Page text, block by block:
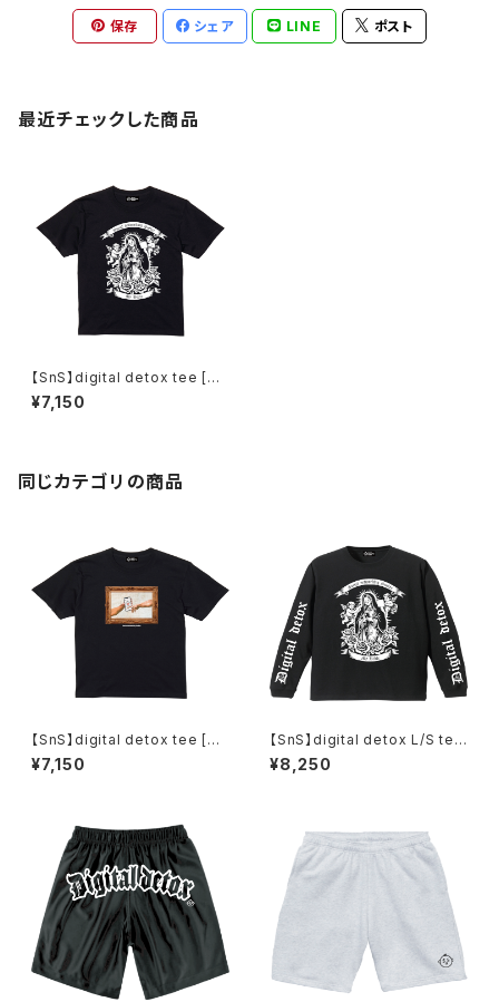
保存 シェア LINE ポスト
最近チェックした商品
【SnS】digital detox tee [m
@ria]
¥7,150
同じカテゴリの商品
【SnS】digital detox tee [@
dam]
¥7,150
【SnS】digital detox L/S tee
[m@ria]
¥8,250